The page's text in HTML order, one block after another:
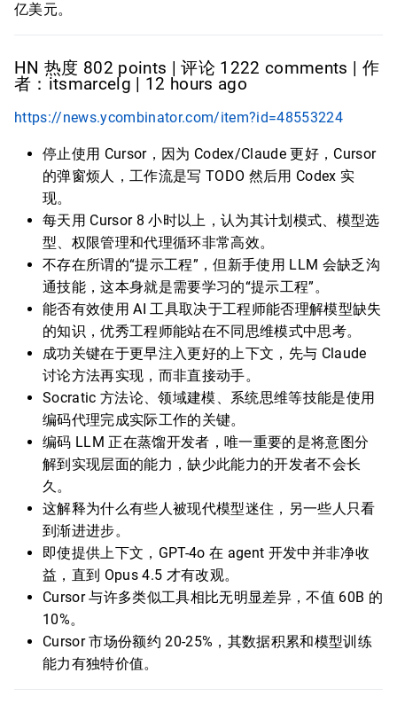
亿美元。
HN 热度 802 points | 评论 1222 comments | 作
者：itsmarcelg | 12 hours ago
https://news.ycombinator.com/item?id=48553224
停止使用 Cursor，因为 Codex/Claude 更好，Cursor
的弹窗烦人，工作流是写 TODO 然后用 Codex 实
现。
每天用 Cursor 8 小时以上，认为其计划模式、模型选
型、权限管理和代理循环非常高效。
不存在所谓的“提示工程”，但新手使用 LLM 会缺乏沟
通技能，这本身就是需要学习的“提示工程”。
能否有效使用 AI 工具取决于工程师能否理解模型缺失
的知识，优秀工程师能站在不同思维模式中思考。
成功关键在于更早注入更好的上下文，先与 Claude
讨论方法再实现，而非直接动手。
Socratic 方法论、领域建模、系统思维等技能是使用
编码代理完成实际工作的关键。
编码 LLM 正在蒸馏开发者，唯一重要的是将意图分
解到实现层面的能力，缺少此能力的开发者不会长
久。
这解释为什么有些人被现代模型迷住，另一些人只看
到渐进进步。
即使提供上下文，GPT-4o 在 agent 开发中并非净收
益，直到 Opus 4.5 才有改观。
Cursor 与许多类似工具相比无明显差异，不值 60B 的
10%。
Cursor 市场份额约 20-25%，其数据积累和模型训练
能力有独特价值。